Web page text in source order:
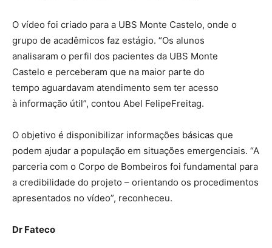
O vídeo foi criado para a UBS Monte Castelo, onde o
grupo de acadêmicos faz estágio. “Os alunos
analisaram o perfil dos pacientes da UBS Monte
Castelo e perceberam que na maior parte do
tempo aguardavam atendimento sem ter acesso
à informação útil”, contou Abel FelipeFreitag.
O objetivo é disponibilizar informações básicas que
podem ajudar a população em situações emergenciais. “A
parceria com o Corpo de Bombeiros foi fundamental para
a credibilidade do projeto – orientando os procedimentos
apresentados no vídeo”, reconheceu.
Dr Fateco